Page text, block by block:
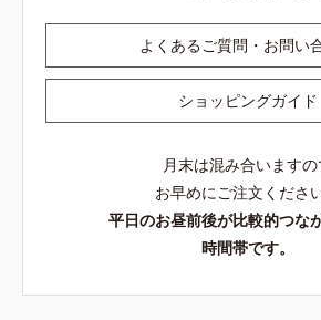
よくあるご質問・お問い
ショッピングガイド
月末は混み合います
お早めにご注文ください
平日のお昼前後が比較的つな
時間帯です。